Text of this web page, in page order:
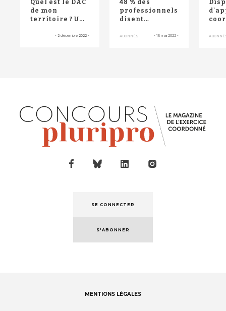
Quel est le DAC
de mon
territoire ? Une
renseigne les
- 2 décembre 2022 -
48 % des
professionnels
disent
DAC, "mais
ABONNÉS - 16 mai 2022 -
SE CONNECTER
S'ABONNER
MENTIONS LÉGALES